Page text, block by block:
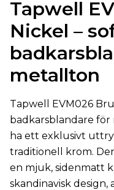
Tapwell
Nickel –
metallton
Tapwell EVM026
badkarsblandare för
ha ett exklusivt
traditionell krom.
en mjuk, sidenmatt
skandinavisk